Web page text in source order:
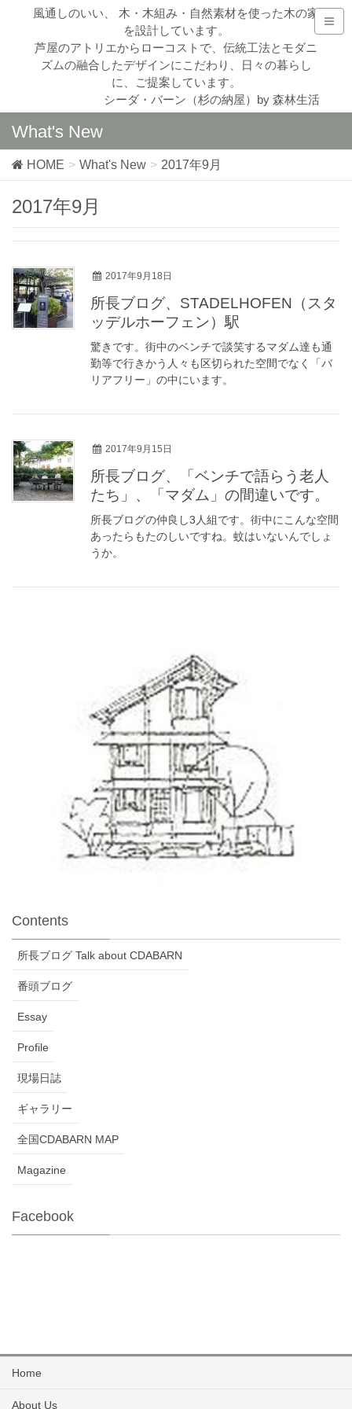
風通しのいい、 木・木組み・自然素材を使った木の家
を設計しています。
芦屋のアトリエからローコストで、伝統工法とモダニ
ズムの融合したデザインにこだわり、日々の暮らし
に、ご提案しています。
シーダ・バーン（杉の納屋）by 森林生活
What's New
HOME What's New 2017年9月
2017年9月
2017年9月18日
所長ブログ、STADELHOFEN（スタ
ッデルホーフェン）駅
驚きです。街中のベンチで談笑するマダム達も通
勤等で行きかう人々も区切られた空間でなく「バ
リアフリー」の中にいます。
2017年9月15日
所長ブログ、「ベンチで語らう老人
たち」、「マダム」の間違いです。
所長ブログの仲良し3人組です。街中にこんな空間
あったらもたのしいですね。蚊はいないんでしょ
うか。
Contents
所長ブログ Talk about CDABARN
番頭ブログ
Essay
Profile
現場日誌
ギャラリー
全国CDABARN MAP
Magazine
Facebook
Home
About Us